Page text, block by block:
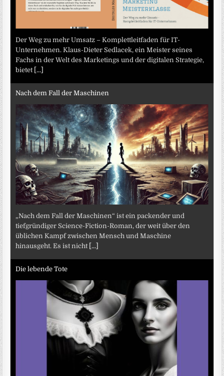
Der Weg zu mehr Umsatz – Komplettleitfaden für IT-
Unternehmen. Klaus-Dieter Sedlacek, ein Meister seines
Fachs in der Welt des Marketings und der digitalen Strategie,
bietet [...]
Nach dem Fall der Maschinen
„Nach dem Fall der Maschinen“ ist ein packender und
tiefgründiger Science-Fiction-Roman, der weit über den
üblichen Kampf zwischen Mensch und Maschine
hinausgeht. Es ist nicht [...]
Die lebende Tote